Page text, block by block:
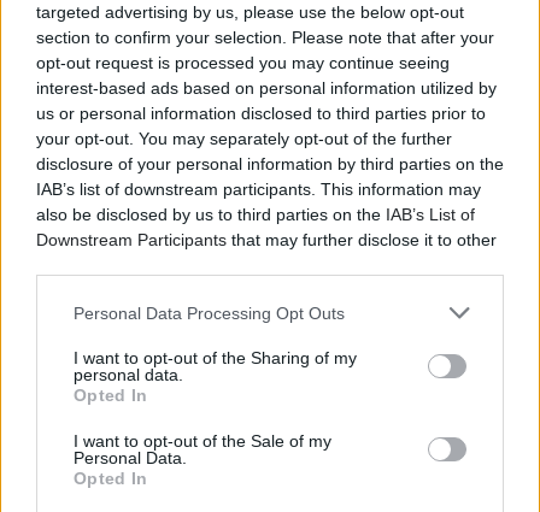
targeted advertising by us, please use the below opt-out
section to confirm your selection. Please note that after your
opt-out request is processed you may continue seeing
interest-based ads based on personal information utilized by
us or personal information disclosed to third parties prior to
your opt-out. You may separately opt-out of the further
disclosure of your personal information by third parties on the
IAB’s list of downstream participants. This information may
also be disclosed by us to third parties on the IAB’s List of
Downstream Participants that may further disclose it to other
Personal Data Processing Opt Outs
I want to opt-out of the Sharing of my
personal data.
Opted In
I want to opt-out of the Sale of my
Personal Data.
Opted In
Το έντεχνο και παραδοσιακό ρεπερτόριο των Otra
Rota τους ενώνει σε μια τεράστια αγκαλιά με το κοινό,
στήνοντας πάντοτε μοναδικά γλέντια από τις σκηνές
μέχρι τους δρόμους. Από το ρεπερτόριο δε λείπουν
ποτέ τραγούδια που θίγουν κοινωνικοπολιτικά
ζητήματα, καθώς υπάρχει η πεποίθηση ότι η
συνύπαρξη ανθρώπων μέσα από τη μουσική ανοίγει
το δρόμο για τη συλλογική εγρήγορση και
ευαισθητοποίηση.